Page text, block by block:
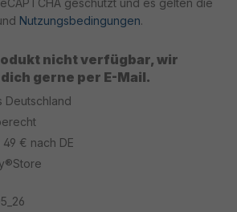
nicht verfügbar, wir
gerne per E-Mail.
geschützt und es gelten die
Nutzungsbedingungen.
Deutschland
€ nach DE